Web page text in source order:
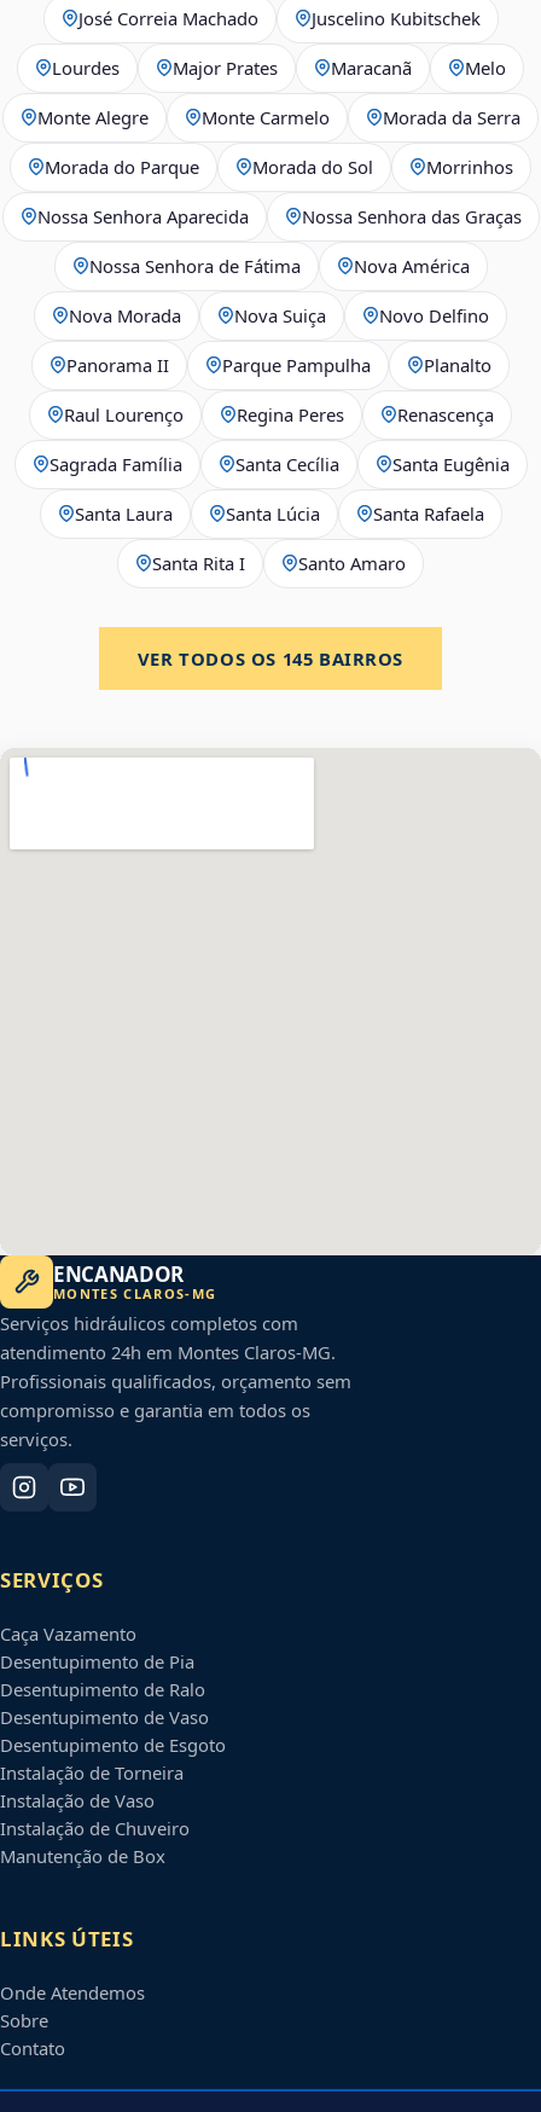
José Correia Machado Juscelino Kubitschek
Lourdes Major Prates Maracanã Melo
Monte Alegre Monte Carmelo Morada da Serra
Morada do Parque Morada do Sol Morrinhos
Nossa Senhora Aparecida Nossa Senhora das Graças
Nossa Senhora de Fátima Nova América
Nova Morada Nova Suiça Novo Delfino
Panorama II Parque Pampulha Planalto
Raul Lourenço Regina Peres Renascença
Sagrada Família Santa Cecília Santa Eugênia
Santa Laura Santa Lúcia Santa Rafaela
Santa Rita I Santo Amaro
VER TODOS OS 145 BAIRROS
ENCANADOR
MONTES CLAROS- MG
Serviços hidráulicos completos com
atendimento 24h em Montes Claros-MG.
Profissionais qualificados, orçamento sem
compromisso e garantia em todos os
serviços.
SERVIÇOS
Caça Vazamento
Desentupimento de Pia
Desentupimento de Ralo
Desentupimento de Vaso
Desentupimento de Esgoto
Instalação de Torneira
Instalação de Vaso
Instalação de Chuveiro
Manutenção de Box
LINKS ÚTEIS
Onde Atendemos
Sobre
Contato